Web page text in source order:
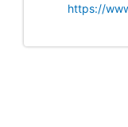
https://